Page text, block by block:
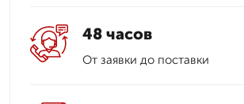
48 часов
От заявки до поставки